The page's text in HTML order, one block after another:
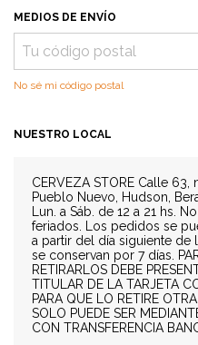
MEDIOS DE ENVÍO
No sé mi código postal
NUESTRO LOCAL
CERVEZA STORE Calle 63,
Pueblo Nuevo, Hudson,
Lun. a Sáb. de 12 a 21 hs.
feriados. Los pedidos se
a partir del día siguiente de
se conservan por 7 días.
RETIRARLOS DEBE
TITULAR DE LA TARJETA
PARA QUE LO RETIRE
SOLO PUEDE SER
CON TRANSFERENCIA